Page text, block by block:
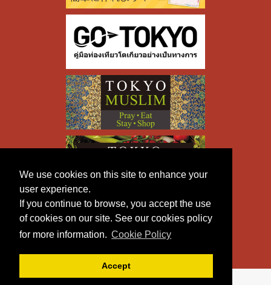
We use cookies on this site to enhance your
user experience.
If you continue to browse, you accept the use
of cookies on our site. See our cookies policy
for more information. Cookie Policy
Accept